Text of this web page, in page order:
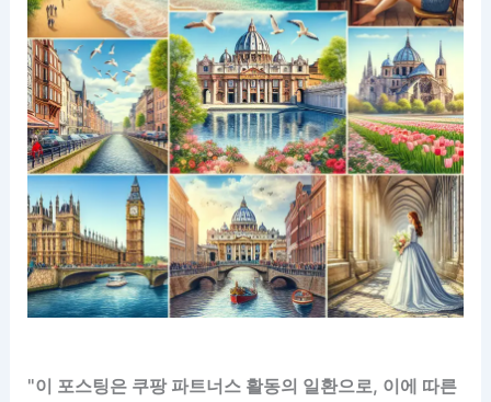
"이 포스팅은 쿠팡 파트너스 활동의 일환으로, 이에 따른